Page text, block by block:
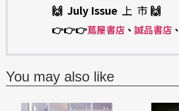
🙌 July Issue 上 市 🙌
👉👉👉蔦屋書店 、 誠品書店 、
You may also like